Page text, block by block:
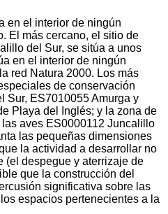
en el interior de ningún
El más cercano, el sitio de
del Sur, se sitúa a unos
en el interior de ningún
red Natura 2000. Los más
de conservación
Sur, ES7010055 Amurga y
Playa del Inglés; y la zona de
aves ES0000112 Juncalillo
las pequeñas dimensiones
la actividad a desarrollar no
(el despegue y aterrizaje de
que la construcción del
significativa sobre las
espacios pertenecientes a la